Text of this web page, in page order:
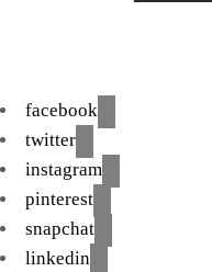
facebook
twitter
instagram
pinterest
snapchat
linkedin